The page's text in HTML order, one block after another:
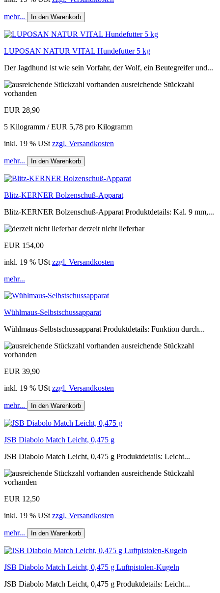
mehr... In den Warenkorb
LUPOSAN NATUR VITAL Hundefutter 5 kg
Der Jagdhund ist wie sein Vorfahr, der Wolf, ein Beutegreifer und...
ausreichende Stückzahl
vorhanden
EUR 28,90
5 Kilogramm / EUR 5,78 pro Kilogramm
inkl. 19 % USt zzgl. Versandkosten
mehr... In den Warenkorb
Blitz-KERNER Bolzenschuß-Apparat
Blitz-KERNER Bolzenschuß-Apparat Produktdetails: Kal. 9 mm,...
derzeit nicht lieferbar
EUR 154,00
inkl. 19 % USt zzgl. Versandkosten
mehr...
Wühlmaus-Selbstschussapparat
Wühlmaus-Selbstschussapparat Produktdetails: Funktion durch...
ausreichende Stückzahl
vorhanden
EUR 39,90
inkl. 19 % USt zzgl. Versandkosten
mehr... In den Warenkorb
JSB Diabolo Match Leicht, 0,475 g
JSB Diabolo Match Leicht, 0,475 g Produktdetails: Leicht...
ausreichende Stückzahl
vorhanden
EUR 12,50
inkl. 19 % USt zzgl. Versandkosten
mehr... In den Warenkorb
JSB Diabolo Match Leicht, 0,475 g Luftpistolen-Kugeln
JSB Diabolo Match Leicht, 0,475 g Produktdetails: Leicht...